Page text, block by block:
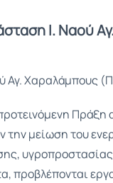
Ι. Ναού
Αγ. Χαραλάμπους
Πράξη
μείωση του
προβλέπονται